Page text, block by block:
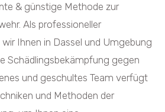
& günstige Methode zur
Als professioneller
Ihnen in Dassel und Umgebung
Schädlingsbekämpfung gegen
und geschultes Team verfügt
und Methoden der